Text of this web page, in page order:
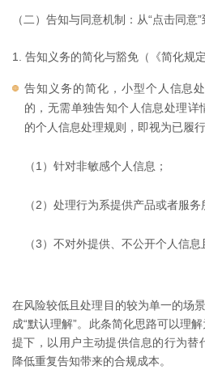
（二）告知与同意机制：从“点击同意”
1. 告知义务的简化与豁免（《简化规
告知义务的简化，小型个人信息
的，无需单独告知个人信息处理
的个人信息处理规则，即视为已履
（1）针对非敏感个人信息；
（2）处理行为系提供产品或者服务
（3）不对外提供、不公开个人信息
在风险较低且处理目的较为单一的场
成“默认理解”。此条简化思路可以理
提下，以用户主动提供信息的行为替
降低重复告知带来的合规成本。